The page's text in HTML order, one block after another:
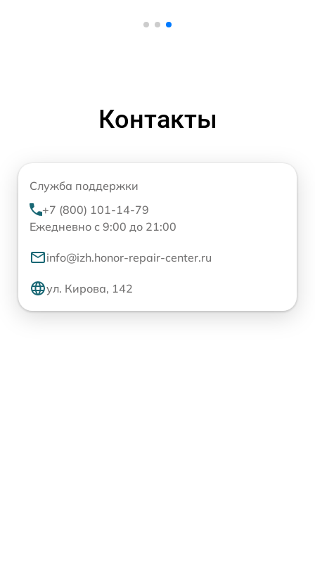
Контакты
Служба поддержки
+7 (800) 101-14-79
Ежедневно с 9:00 до 21:00
info@izh.honor-repair-center.ru
ул. Кирова, 142